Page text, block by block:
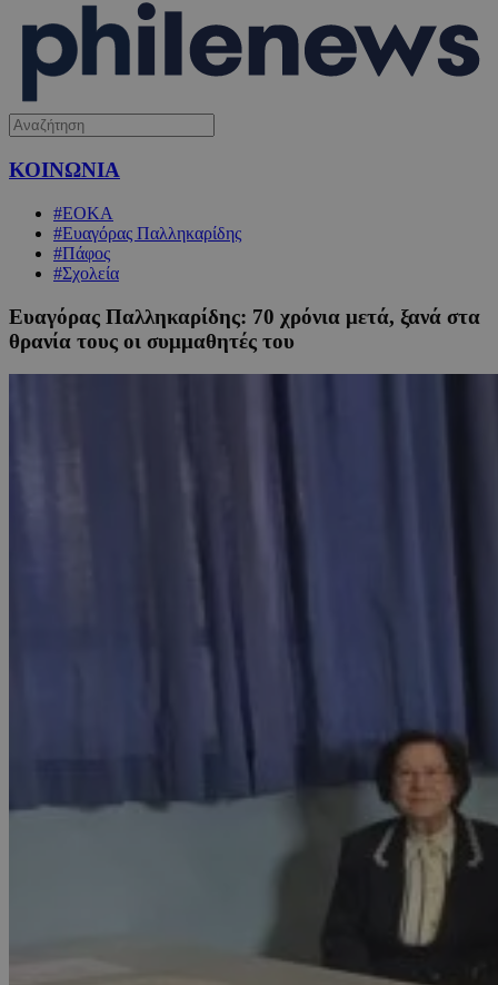
ΚΟΙΝΩΝΙΑ
#ΕΟΚΑ
#Ευαγόρας Παλληκαρίδης
#Πάφος
#Σχολεία
Ευαγόρας Παλληκαρίδης: 70 χρόνια μετά, ξανά στα
θρανία τους οι συμμαθητές του